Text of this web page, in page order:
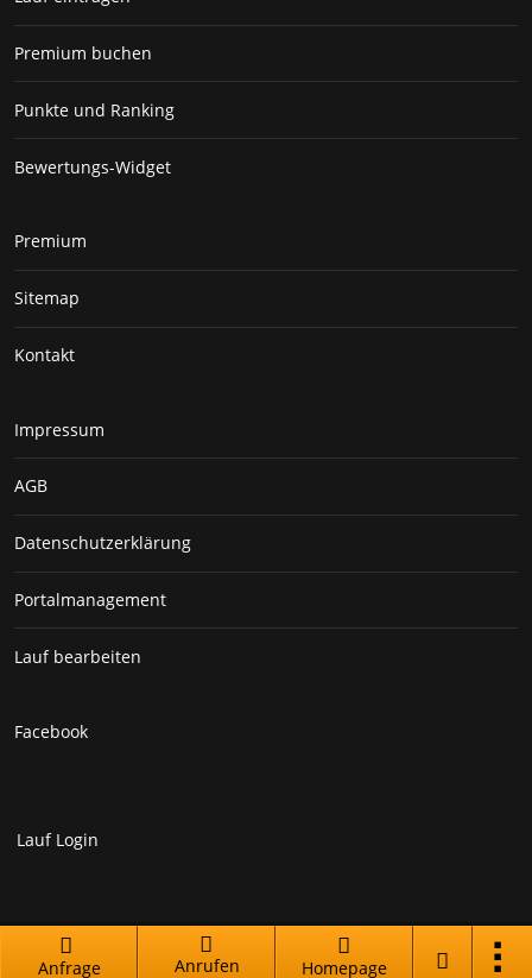
Anfrage Anrufen Homepage
Premium buchen
Punkte und Ranking
Bewertungs-Widget
Premium
Sitemap
Kontakt
Impressum
AGB
Datenschutzerklärung
Portalmanagement
Lauf bearbeiten
Facebook
Lauf Login
Branchenportal Software made in Germany
Aktuelle Version: 14.13.0